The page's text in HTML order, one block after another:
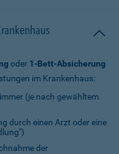
oder 1-Bett-Absicherung
im Krankenhaus:
(je nach gewähltem
durch einen Arzt oder eine
der